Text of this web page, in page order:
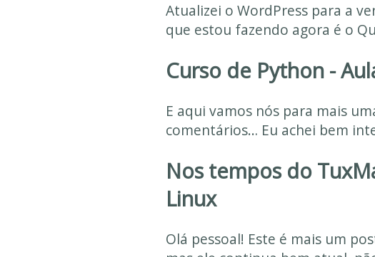
Atualizei o WordPress para a
que estou fazendo agora é o
Curso de Python -
E aqui vamos nós para mais
comentários… Eu achei bem
Nos tempos do
Linux
Olá pessoal! Este é mais um